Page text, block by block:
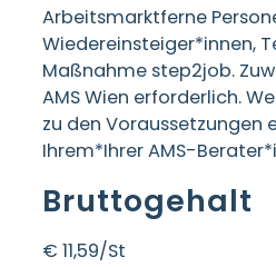
Arbeitsmarktferne
Wiedereinsteiger*innen,
Maßnahme step2job.
AMS Wien erforderlich.
zu den Voraussetzungen
Ihrem*Ihrer AMS-
Bruttogehalt
€ 11,59/St